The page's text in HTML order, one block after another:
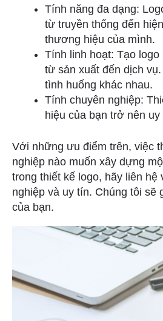
Tính năng đa dạng:
từ truyền thống đến
thương hiệu của mình.
Tính linh hoạt: Tạo
từ sản xuất đến dịch
tình huống khác nhau.
Tính chuyên nghiệp:
hiệu của bạn trở nên
Với những ưu điểm trên, việc
nghiệp nào muốn xây dựng
trong thiết kế logo, hãy liên
nghiệp và uy tín. Chúng tôi
của bạn.